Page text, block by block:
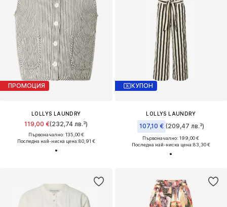
ПРОМОЦИЯ
LOLLYS LAUNDRY
119,00 €(232,74 лв.³)
Първоначално: 135,00 €
Последна най-ниска цена:80,91 €
КУПОН
LOLLYS LAUNDRY
107,10 € (209,47 лв.³)
Първоначално: 199,00 €
Последна най-ниска цена:83,30 €